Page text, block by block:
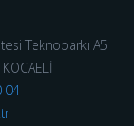
Teknoparkı A5
04